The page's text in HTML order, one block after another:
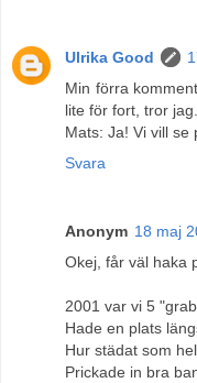
Ulrika Good
Min förra
lite för fort, tror jag.
Mats: Ja! Vi vill se
Svara
Anonym 18 maj
Okej, får väl haka
2001 var vi 5
Hade en plats
Hur städat som
Prickade in bra